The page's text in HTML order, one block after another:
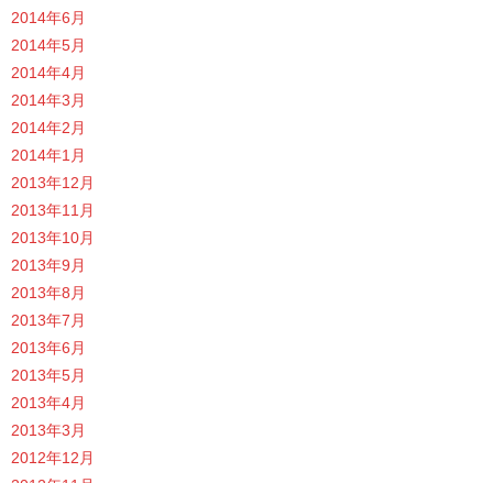
2014年6月
2014年5月
2014年4月
2014年3月
2014年2月
2014年1月
2013年12月
2013年11月
2013年10月
2013年9月
2013年8月
2013年7月
2013年6月
2013年5月
2013年4月
2013年3月
2012年12月